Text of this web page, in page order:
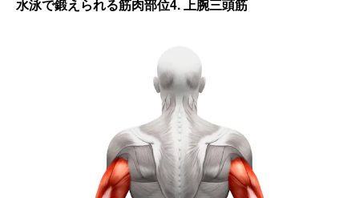
水泳で鍛えられる筋肉部位4. 上腕三頭筋